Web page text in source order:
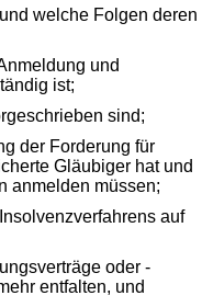
welche Folgen deren
und
ist;
sind;
der Forderung für
Gläubiger hat und
anmelden müssen;
auf
oder -
entfalten, und